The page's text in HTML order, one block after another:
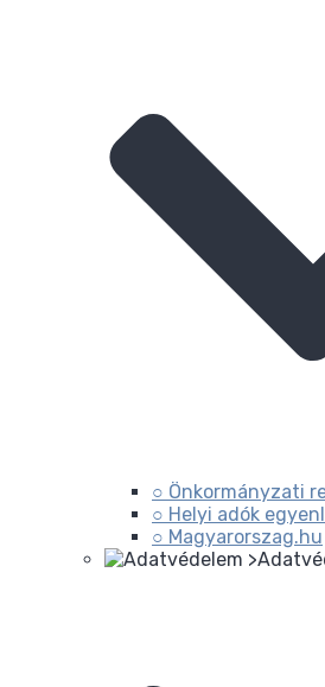
○ Önkormányzati
○ Helyi adók
○ Magyarorszag.hu